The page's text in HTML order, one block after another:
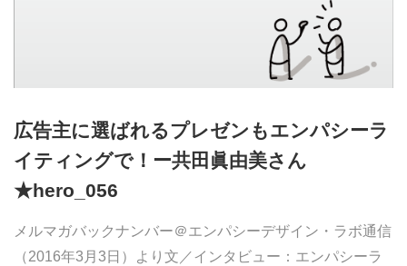
広告主に選ばれるプレゼンもエンパシーラ
イティングで！ー共田眞由美さん
★hero_056
メルマガバックナンバー＠エンパシーデザイン・ラボ通信
（2016年3月3日）より文／インタビュー：エンパシーラ